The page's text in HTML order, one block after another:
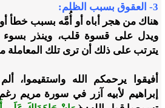
3- العقوق بسبب الظلم:
هناك من هجر أباه أو أُمَّه بسبب خطأ أو
ويدل على قسوة قلب، وينذر بسوء
يترتب على ذلك أن ترى تلك المعاملة
أفيقوا يرحمكم الله واستقيموا،
إبراهيم لأبيه آزر في سورة مريم